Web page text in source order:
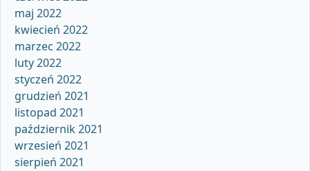
maj 2022
kwiecień 2022
marzec 2022
luty 2022
styczeń 2022
grudzień 2021
listopad 2021
październik 2021
wrzesień 2021
sierpień 2021